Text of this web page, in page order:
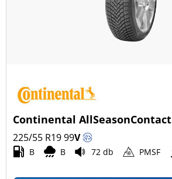
Continental AllSeasonContact
225/55 R1999V
B B 72 db PMSF